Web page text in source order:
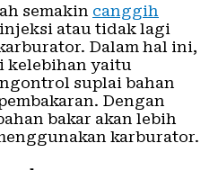
semakin canggih
atau tidak lagi
Dalam hal ini,
kelebihan yaitu
suplai bahan
Dengan
bakar akan lebih
karburator.